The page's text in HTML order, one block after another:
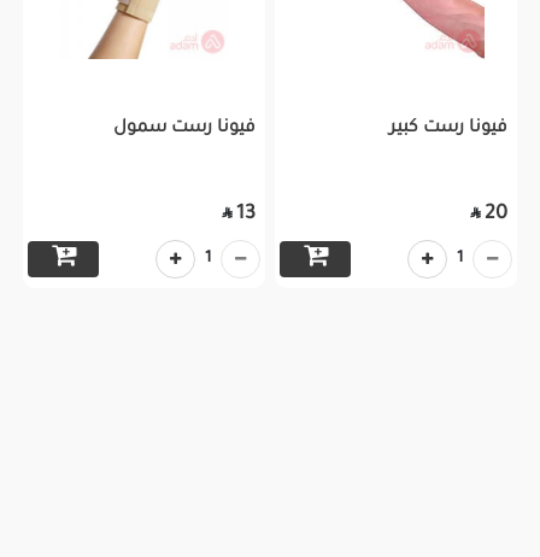
فيونا رست كبير
20

1
فيونا رست سمول
13

1